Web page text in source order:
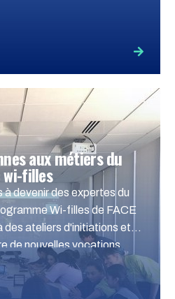
aux métiers du
wi-filles
devenir des expertes du
Wi-filles de FACE
ateliers d'initiations et
de nouvelles vocations